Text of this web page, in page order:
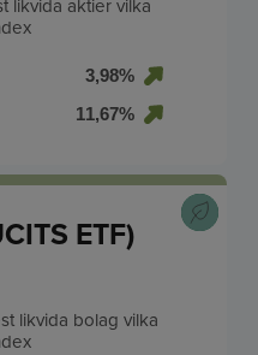
likvida aktier vilka
3,98%
11,67%
ETF)
likvida bolag vilka